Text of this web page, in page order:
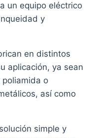
un equipo eléctrico
y
en distintos
aplicación, ya sean
poliamida o
así como
simple y